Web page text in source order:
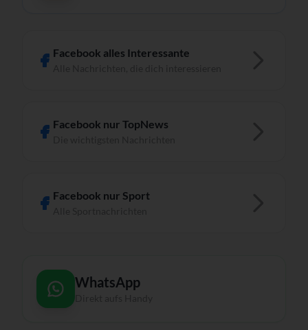
Facebook alles Interessante
Facebook nur TopNews
Facebook nur Sport
WhatsApp